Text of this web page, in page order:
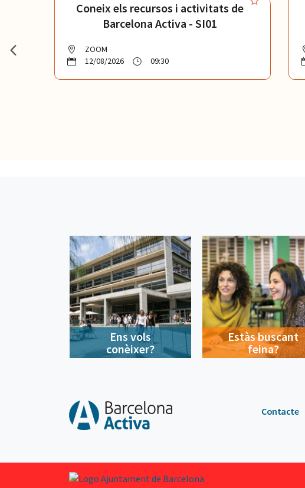
Coneix els recursos i activitats de
Barcelona Activa - SI01
ZOOM
12/08/2026
09:30
Ens vols
conèixer?
Estàs buscant
feina?
Contacte